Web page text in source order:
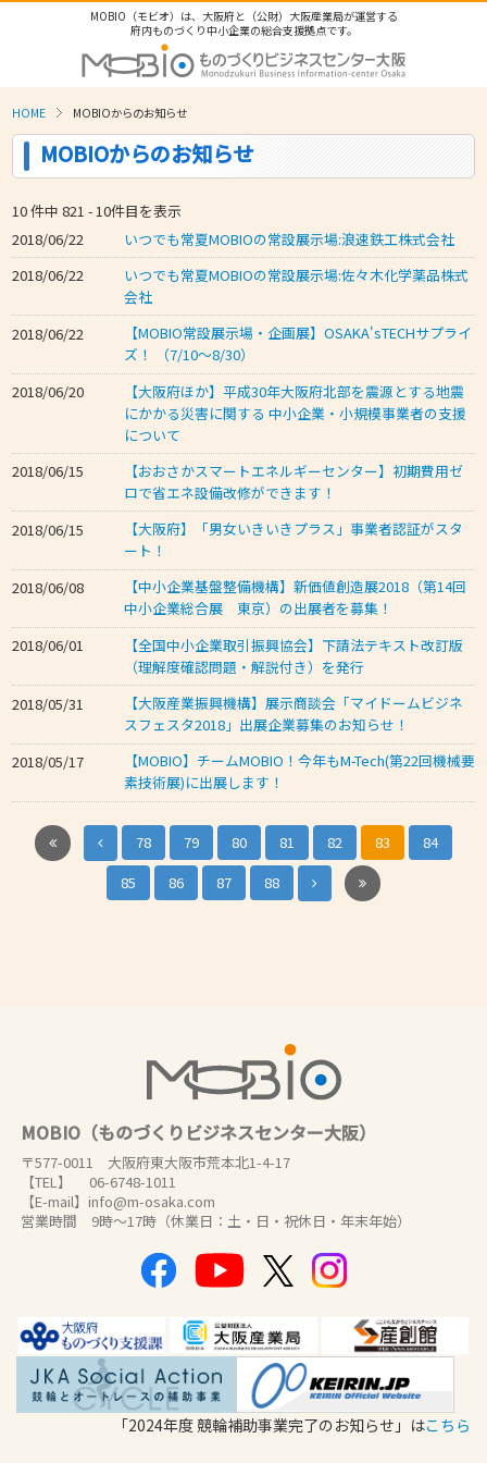
MOBIO（モビオ）は、大阪府と（公財）大阪産業局が運営する
府内ものづくり中小企業の総合支援拠点です。
HOME MOBIOからのお知らせ
MOBIOからのお知らせ
10 件中821 - 10件目を表示
2018/06/22
いつでも常夏MOBIOの常設展示場:浪速鉄工株式会社
2018/06/22
いつでも常夏MOBIOの常設展示場:佐々木化学薬品株式
会社
2018/06/22
【MOBIO常設展示場・企画展】OSAKA'sTECHサプライ
ズ！ （7/10～8/30）
2018/06/20
【大阪府ほか】平成30年大阪府北部を震源とする地震
にかかる災害に関する 中小企業・小規模事業者の支援
について
2018/06/15
【おおさかスマートエネルギーセンター】初期費用ゼ
ロで省エネ設備改修ができます！
2018/06/15
【大阪府】「男女いきいきプラス」事業者認証がスタ
ート！
2018/06/08
【中小企業基盤整備機構】新価値創造展2018（第14回
中小企業総合展 東京）の出展者を募集！
2018/06/01
【全国中小企業取引振興協会】下請法テキスト改訂版
（理解度確認問題・解説付き）を発行
2018/05/31
【大阪産業振興機構】展示商談会「マイドームビジネ
スフェスタ2018」出展企業募集のお知らせ！
2018/05/17
【MOBIO】チームMOBIO！今年もM-Tech(第22回機械要
素技術展)に出展します！
78 79 80 81 82 83
84
85
86 87 88
MOBIO（ものづくりビジネスセンター大阪）
〒577-0011 大阪府東大阪市荒本北1-4-17
【TEL】 06-6748-1011
【E-mail】info@m-osaka.com
営業時間 9時～17時（休業日：土・日・祝休日・年末年始）
「2024年度 競輪補助事業完了のお知らせ」はこちら